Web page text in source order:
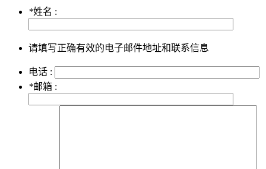
*姓名 :
请填写正确有效的电子邮件地址和联系信息
电话 :
*邮箱 :